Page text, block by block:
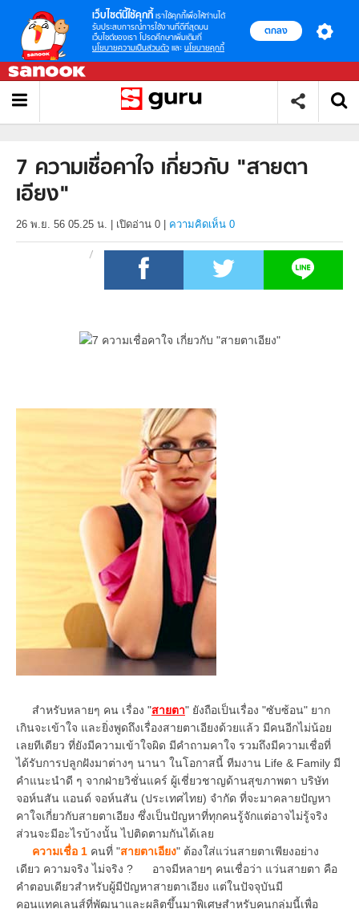
เว็บไซต์นี้ใช้คุกกี้ เราใช้คุกกี้เพื่อให้ท่านได้
รับประสบการณ์การใช้งานที่ดีที่สุดบน
เว็บไซต์ของเรา โปรดศึกษาเพิ่มเติมที่
นโยบายความเป็นส่วนตัว และ นโยบายคุกกี้
ตกลง
7 ความเชื่อคาใจ เกี่ยวกับ "สายตา
เอียง"
26 พ.ย. 56 05.25 น. เปิดอ่าน 0 ความคิดเห็น 0
สำหรับหลายๆ คน เรื่อง "สายตา" ยังถือเป็นเรื่อง "ซับซ้อน" ยาก
เกินจะเข้าใจ และยิ่งพูดถึงเรื่องสายตาเอียงด้วยแล้ว มีคนอีกไม่น้อย
เลยทีเดียว ที่ยังมีความเข้าใจผิด มีคำถามคาใจ รวมถึงมีความเชื่อที่
ได้รับการปลูกฝังมาต่างๆ นานา ในโอกาสนี้ ทีมงาน Life & Family มี
คำแนะนำดี ๆ จากฝ่ายวิชั่นแคร์ ผู้เชี่ยวชาญด้านสุขภาพตา บริษัท
จอห์นสัน แอนด์ จอห์นสัน (ประเทศไทย) จำกัด ที่จะมาคลายปัญหา
คาใจเกี่ยวกับสายตาเอียง ซึ่งเป็นปัญหาที่ทุกคนรู้จักแต่อาจไม่รู้จริง
ส่วนจะมีอะไรบ้างนั้น ไปติดตามกันได้เลย
ความเชื่อ 1 คนที่ "สายตาเอียง" ต้องใส่แว่นสายตาเพียงอย่าง
เดียว ความจริง ไม่จริง ? อาจมีหลายๆ คนเชื่อว่า แว่นสายตา คือ
คำตอบเดียวสำหรับผู้มีปัญหาสายตาเอียง แต่ในปัจจุบันมี
คอนแทคเลนส์ที่พัฒนาและผลิตขึ้นมาพิเศษสำหรับคนกลุ่มนี้เพื่อ